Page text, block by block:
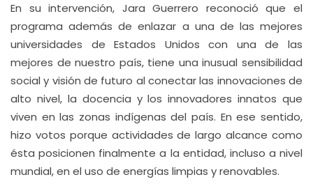
En su intervención, Jara Guerrero reconoció que el
programa además de enlazar a una de las mejores
universidades de Estados Unidos con una de las
mejores de nuestro país, tiene una inusual sensibilidad
social y visión de futuro al conectar las innovaciones de
alto nivel, la docencia y los innovadores innatos que
viven en las zonas indígenas del país. En ese sentido,
hizo votos porque actividades de largo alcance como
ésta posicionen finalmente a la entidad, incluso a nivel
mundial, en el uso de energías limpias y renovables.